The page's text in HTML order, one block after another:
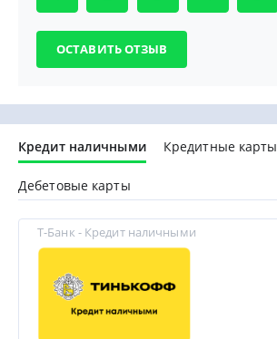
Кредит наличными Кредитные карты
Дебетовые карты
Т-Банк - Кредит наличными